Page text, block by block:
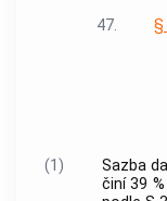
47.
§
(1)
Sazba
činí 39